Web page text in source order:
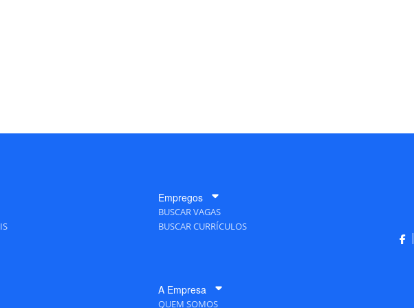
Empregos
BUSCAR VAGAS
BUSCAR CURRÍCULOS
A Empresa
QUEM SOMOS